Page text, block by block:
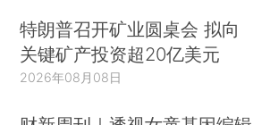
特朗普召开矿业圆桌会 拟向
关键矿产投资超20亿美元
2026年08月08日